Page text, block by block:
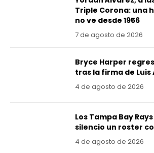
Triple Corona: una
no ve desde 1956
7 de agosto de 2026
Bryce Harper
tras la firma de Luis
4 de agosto de 2026
Los Tampa Bay
silencio un roster
4 de agosto de 2026